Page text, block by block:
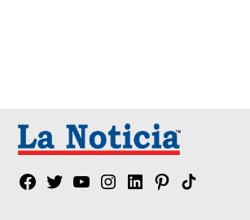
Facebook
TwitterYouTubeInstagram
LinkedinPinterest
Tik